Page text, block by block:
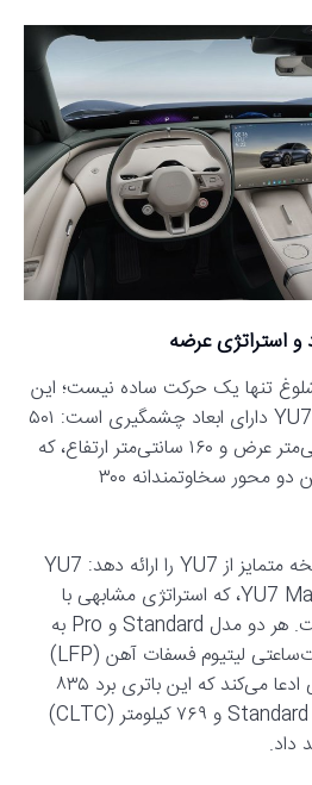
شلوغ تنها یک حرکت ساده نیست؛ این
یک گام حساب‌شده است. YU7 دارای ابعاد چشمگیری است: ۵۰۱
سانتی‌متر طول، ۱۹۹.۶ سانتی‌متر عرض و ۱۶۰ سانتی‌متر ارتفاع، که
همگی بر روی یک فاصله بین دو محور سخاوتمندانه ۳۰۰
شیائومی قصد دارد سه نسخه متمایز از YU7 را ارائه دهد: YU7
Standard، YU7 Pro و YU7 Max، که استراتژی مشابهی با
سدان SU7 این شرکت است. هر دو مدل Standard و Pro به
یک پک باتری ۹۶.۳ کیلووات‌ساعتی لیتیوم فسفات آهن (LFP)
مجهز خواهند شد. شیائومی ادعا می‌کند که این باتری برد ۸۳۵
کیلومتر (CLTC) برای مدل Standard و ۷۶۹ کیلومتر (CLTC)